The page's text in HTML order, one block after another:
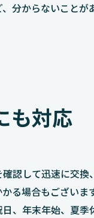
分からないこと
も対応
認して迅速に交換
る場合もございま
、年末年始、夏